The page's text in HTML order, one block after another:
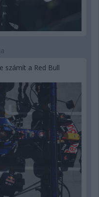
számít a Red Bull